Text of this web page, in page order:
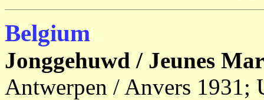
Belgium
Jonggehuwd / Jeunes
Antwerpen / Anvers 1931;